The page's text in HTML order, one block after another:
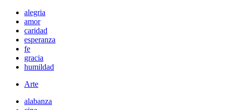
alegria
amor
caridad
esperanza
fe
gracia
humildad
Arte
alabanza